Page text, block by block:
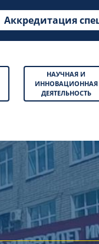
Аккредитация
НАУЧНАЯ И
ИННОВАЦИОННАЯ
ДЕЯТЕЛЬНОСТЬ